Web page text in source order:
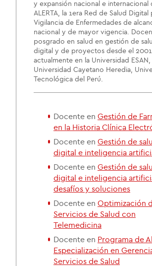
y expansión nacional e internacional
ALERTA, la 1era Red de Salud Digital
Vigilancia de Enfermedades de
nacional y de mayor vigencia.
posgrado en salud en gestión de
digital y de proyectos desde el
actualmente en la Universidad ESAN,
Universidad Cayetano Heredia,
Tecnológica del Perú.
Docente en Gestión de
en la Historia Clínica
Docente en Gestión de
digital e inteligencia
Docente en Gestión de
digital e inteligencia
desafíos y soluciones
Docente en Optimización
Servicios de Salud con
Telemedicina
Docente en Programa de
Especialización en
Servicios de Salud